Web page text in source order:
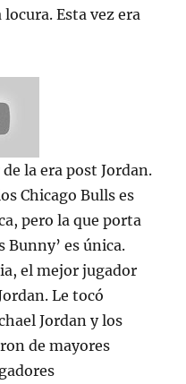
Esta vez era
la era post Jordan.
Chicago Bulls es
pero la que porta
Bunny’ es única.
el mejor jugador
Le tocó
Jordan y los
de mayores